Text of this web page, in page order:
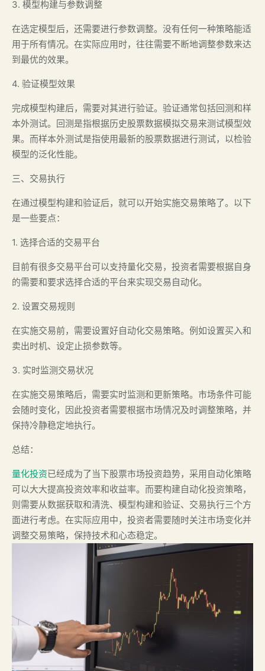
3. 模型构建与参数调整
在选定模型后，还需要进行参数调整。没有任何一种策略能适
用于所有情况。在实际应用时，往往需要不断地调整参数来达
到最优的效果。
4. 验证模型效果
完成模型构建后，需要对其进行验证。验证通常包括回测和样
本外测试。回测是指根据历史股票数据模拟交易来测试模型效
果。而样本外测试是指使用最新的股票数据进行测试，以检验
模型的泛化性能。
三、交易执行
在通过模型构建和验证后，就可以开始实施交易策略了。以下
是一些要点：
1. 选择合适的交易平台
目前有很多交易平台可以支持量化交易，投资者需要根据自身
的需要和要求选择合适的平台来实现交易自动化。
2. 设置交易规则
在实施交易前，需要设置好自动化交易策略。例如设置买入和
卖出时机、设定止损参数等。
3. 实时监测交易状况
在实施交易策略后，需要实时监测和更新策略。市场条件可能
会随时变化，因此投资者需要根据市场情况及时调整策略，并
保持冷静稳定地执行。
总结：
量化投资已经成为了当下股票市场投资趋势，采用自动化策略
可以大大提高投资效率和收益率。而要构建自动化投资策略，
则需要从数据获取和清洗、模型构建和验证、交易执行三个方
面进行考虑。在实际应用中，投资者需要随时关注市场变化并
调整交易策略，保持技术和心态稳定。